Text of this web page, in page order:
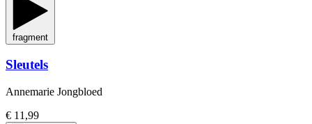
fragment
Sleutels
Annemarie Jongbloed
€ 11,99